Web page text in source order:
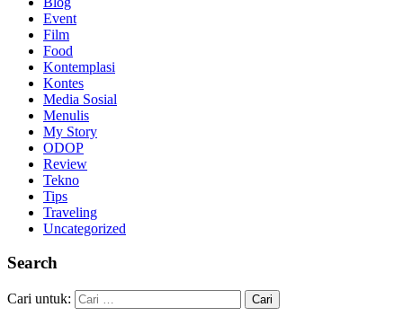
Event
Film
Food
Kontemplasi
Kontes
Media Sosial
Menulis
My Story
ODOP
Review
Tekno
Tips
Traveling
Uncategorized
Search
Cari untuk: